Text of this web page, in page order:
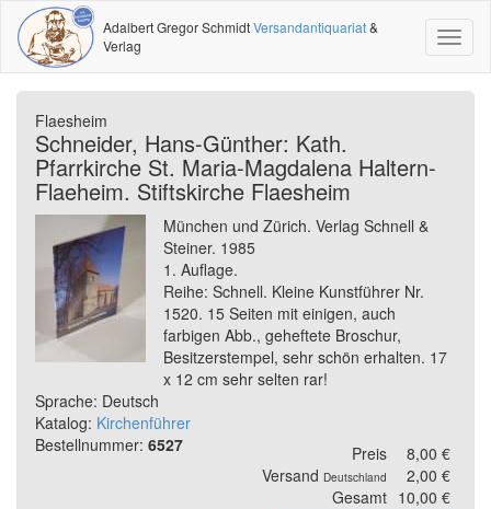
Adalbert Gregor SchmidtVersandantiquariat&
Verlag
Flaesheim
Schneider, Hans-Günther: Kath.
Pfarrkirche St. Maria-Magdalena Haltern-
Flaeheim. Stiftskirche Flaesheim
München und Zürich. Verlag Schnell &
Steiner. 1985
1. Auflage.
Reihe: Schnell. Kleine Kunstführer Nr.
1520. 15 Seiten mit einigen, auch
farbigen Abb., geheftete Broschur,
Besitzerstempel, sehr schön erhalten. 17
x 12 cm sehr selten rar!
Sprache: Deutsch
Katalog: Kirchenführer
Bestellnummer: 6527 Preis
8,00 €
Versand Deutschland
2,00 €
Gesamt 10,00 €